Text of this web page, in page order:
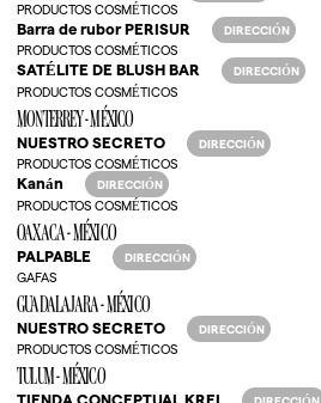
PRODUCTOS COSMÉTICOS
Barra de rubor PERISUR DIRECCIÓN
PRODUCTOS COSMÉTICOS
SATÉLITE DE BLUSH BAR DIRECCIÓN
PRODUCTOS COSMÉTICOS
MONTERREY - MÉXICO
NUESTRO SECRETO DIRECCIÓN
PRODUCTOS COSMÉTICOS
Kanán DIRECCIÓN
PRODUCTOS COSMÉTICOS
OAXACA - MÉXICO
PALPABLE DIRECCIÓN
GAFAS
GUADALAJARA - MÉXICO
NUESTRO SECRETO DIRECCIÓN
PRODUCTOS COSMÉTICOS
TULUM - MÉXICO
TIENDA CONCEPTUAL KREI